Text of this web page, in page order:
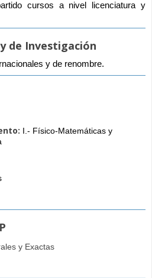
cursos a nivel licenciatura y
de Investigación
y de renombre.
I.- Físico-Matemáticas y
y Exactas